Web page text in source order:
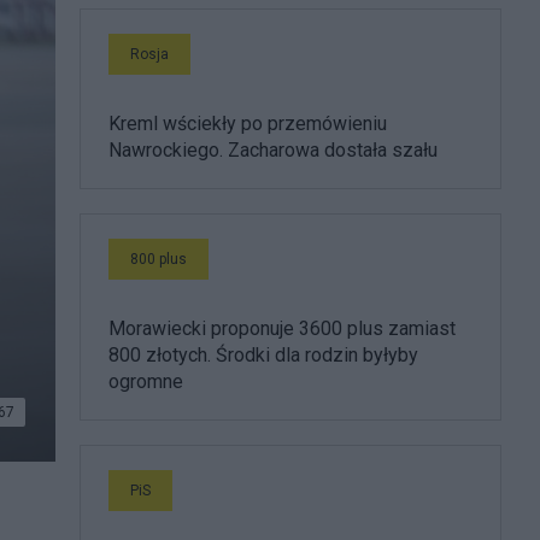
67
Rosja
Kreml wściekły po przemówieniu
Nawrockiego. Zacharowa dostała szału
800 plus
Morawiecki proponuje 3600 plus zamiast
800 złotych. Środki dla rodzin byłyby
ogromne
PiS